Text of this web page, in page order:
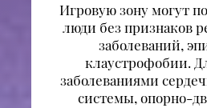
Игровую зону могут
люди без признаков
заболеваний,
клаустрофобии.
заболеваниями
системы, опорно-